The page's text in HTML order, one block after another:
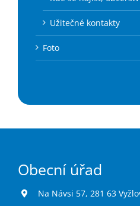
Užitečné kontakty
Foto
Obecní úřad
Na Návsi 57, 281 63